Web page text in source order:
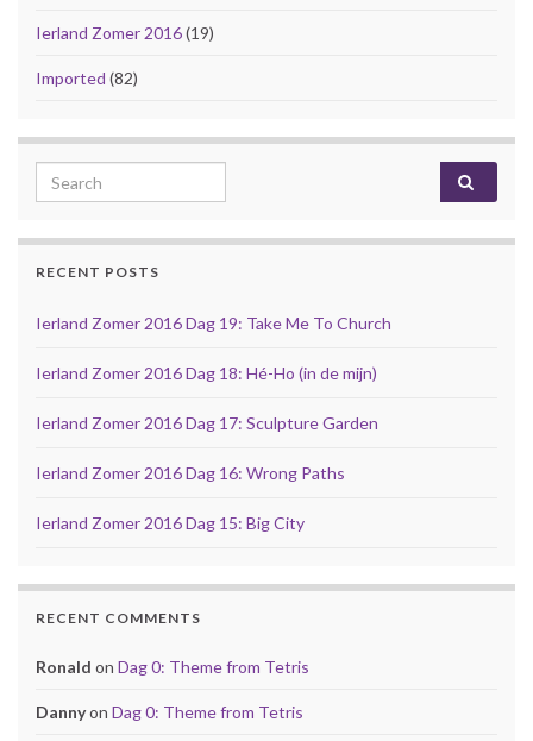
Ierland Zomer 2016(19)
Imported (82)
Search for:
RECENT POSTS
Ierland Zomer 2016 Dag 19: Take Me To Church
Ierland Zomer 2016 Dag 18: Hé-Ho (in de mijn)
Ierland Zomer 2016 Dag 17: Sculpture Garden
Ierland Zomer 2016 Dag 16: Wrong Paths
Ierland Zomer 2016 Dag 15: Big City
RECENT COMMENTS
Ronald on Dag 0: Theme from Tetris
Dannyon Dag 0: Theme from Tetris